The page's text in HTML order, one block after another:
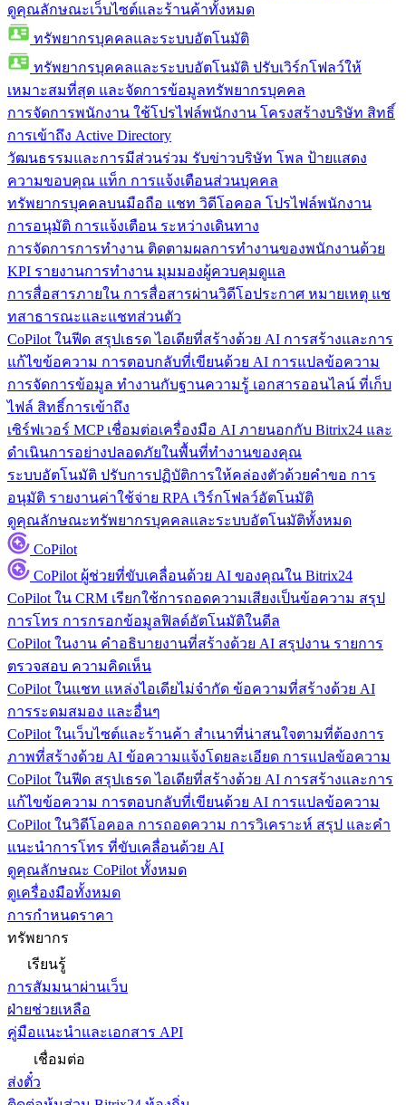
ดูคุณลักษณะเว็บไซต์และร้านค้าทั้งหมด
ทรัพยากรบุคคลและระบบอัตโนมัติ
ทรัพยากรบุคคลและระบบอัตโนมัติ ปรับเวิร์กโฟลว์ให้
เหมาะสมที่สุด และจัดการข้อมูลทรัพยากรบุคคล
การจัดการพนักงาน ใช้โปรไฟล์พนักงาน โครงสร้างบริษัท สิทธิ์
การเข้าถึง Active Directory
วัฒนธรรมและการมีส่วนร่วม รับข่าวบริษัท โพล ป้ายแสดง
ความขอบคุณ แท็ก การแจ้งเตือนส่วนบุคคล
ทรัพยากรบุคคลบนมือถือ แชท วิดีโอคอล โปรไฟล์พนักงาน
การอนุมัติ การแจ้งเตือน ระหว่างเดินทาง
การจัดการการทำงาน ติดตามผลการทำงานของพนักงานด้วย
KPI รายงานการทำงาน มุมมองผู้ควบคุมดูแล
การสื่อสารภายใน การสื่อสารผ่านวิดีโอประกาศ หมายเหตุ แช
ทสาธารณะและแชทส่วนตัว
CoPilot ในฟีด สรุปเธรด ไอเดียที่สร้างด้วย AI การสร้างและการ
แก้ไขข้อความ การตอบกลับที่เขียนด้วย AI การแปลข้อความ
การจัดการข้อมูล ทำงานกับฐานความรู้ เอกสารออนไลน์ ที่เก็บ
ไฟล์ สิทธิ์การเข้าถึง
เซิร์ฟเวอร์ MCP เชื่อมต่อเครื่องมือ AI ภายนอกกับ Bitrix24 และ
ดำเนินการอย่างปลอดภัยในพื้นที่ทำงานของคุณ
ระบบอัตโนมัติ ปรับการปฏิบัติการให้คล่องตัวด้วยคำขอ การ
อนุมัติ รายงานค่าใช้จ่าย RPA เวิร์กโฟลว์อัตโนมัติ
ดูคุณลักษณะทรัพยากรบุคคลและระบบอัตโนมัติทั้งหมด
CoPilot
CoPilot ผู้ช่วยที่ขับเคลื่อนด้วย AI ของคุณใน Bitrix24
CoPilot ใน CRM เรียกใช้การถอดความเสียงเป็นข้อความ สรุป
การโทร การกรอกข้อมูลฟิลด์อัตโนมัติในดีล
CoPilot ในงาน คำอธิบายงานที่สร้างด้วย AI สรุปงาน รายการ
ตรวจสอบ ความคิดเห็น
CoPilot ในแชท แหล่งไอเดียไม่จำกัด ข้อความที่สร้างด้วย AI
การระดมสมอง และอื่นๆ
CoPilot ในเว็บไซต์และร้านค้า สำเนาที่น่าสนใจตามที่ต้องการ
ภาพที่สร้างด้วย AI ข้อความแจ้งโดยละเอียด การแปลข้อความ
CoPilot ในฟีด สรุปเธรด ไอเดียที่สร้างด้วย AI การสร้างและการ
แก้ไขข้อความ การตอบกลับที่เขียนด้วย AI การแปลข้อความ
CoPilot ในวิดีโอคอล การถอดความ การวิเคราะห์ สรุป และคำ
แนะนำการโทร ที่ขับเคลื่อนด้วย AI
ดูคุณลักษณะ CoPilot ทั้งหมด
ดูเครื่องมือทั้งหมด
การกำหนดราคา
ทรัพยากร
เรียนรู้
การสัมมนาผ่านเว็บ
ฝ่ายช่วยเหลือ
คู่มือแนะนำและเอกสาร API
เชื่อมต่อ
ส่งตั๋ว